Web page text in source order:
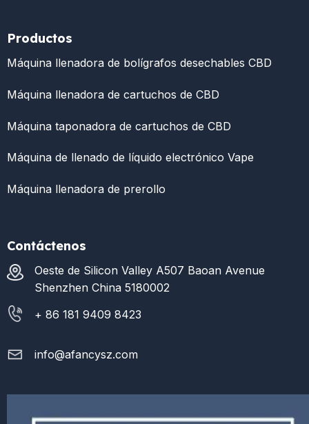
Productos
Máquina llenadora de bolígrafos desechables CBD
Máquina llenadora de cartuchos de CBD
Máquina taponadora de cartuchos de CBD
Máquina de llenado de líquido electrónico Vape
Máquina llenadora de prerollo
Contáctenos
Oeste de Silicon Valley A507 Baoan Avenue
Shenzhen China 5180002
+ 86 181 9409 8423
info@afancysz.com